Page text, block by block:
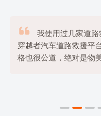

我使用过几家道
穿越者汽车道路救援平
格也很公道，绝对是物